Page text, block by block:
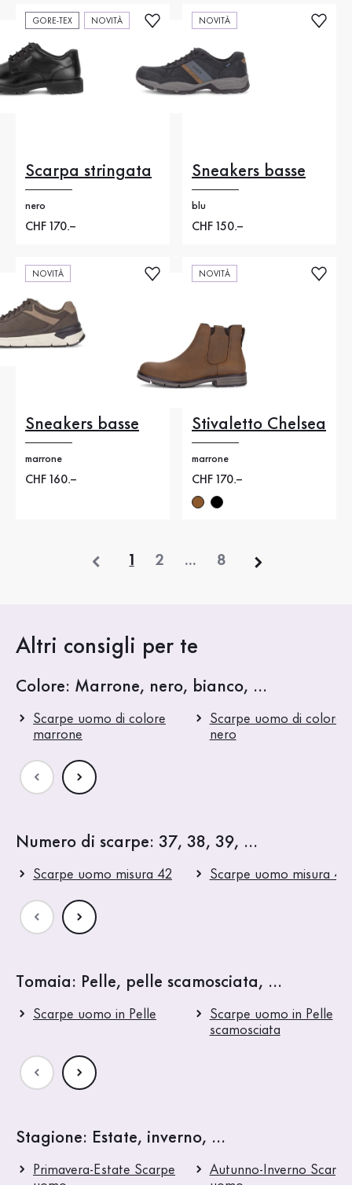
GORE-TEX NOVITÀ
Scarpa stringata
nero
Nuovo prezzo
CHF 170.–
NOVITÀ
Sneakers basse
blu
Nuovo prezzo
CHF 150.–
NOVITÀ
Sneakers basse
marrone
Nuovo prezzo
CHF 160.–
NOVITÀ
Stivaletto Chelsea
marrone
Nuovo prezzo
CHF 170.–
1 2 ... 8
Altri consigli per te
Colore: Marrone, nero, bianco, ...
Scarpe uomo di colore
marrone
Scarpe uomo di colore
nero
Numero di scarpe: 37, 38, 39, ...
Scarpe uomo misura 42 Scarpe uomo misura 43
Tomaia: Pelle, pelle scamosciata, ...
Scarpe uomo in Pelle
Scarpe uomo in Pelle
scamosciata
Stagione: Estate, inverno, ...
Primavera-Estate Scarpe
Autunno-Inverno Scarpe